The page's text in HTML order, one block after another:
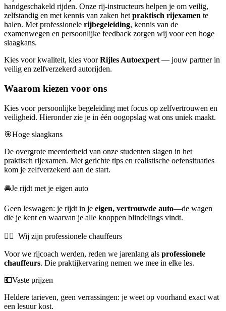
handgeschakeld rijden. Onze rij-instructeurs helpen je om veilig,
zelfstandig en met kennis van zaken het praktisch rijexamen te
halen. Met professionele rijbegeleiding, kennis van de
examenwegen en persoonlijke feedback zorgen wij voor een hoge
slaagkans.
Kies voor kwaliteit, kies voorRijles Autoexpert — jouw partner in
veilig en zelfverzekerd autorijden.
Waarom kiezen voor ons
Kies voor persoonlijke begeleiding met focus op zelfvertrouwen en
veiligheid. Hieronder zie je in één oogopslag wat ons uniek maakt.
🎯Hoge slaagkans
De overgrote meerderheid van onze studenten slagen in het
praktisch rijexamen. Met gerichte tips en realistische oefensituaties
kom je zelfverzekerd aan de start.
🚘Je rijdt met je eigen auto
Geen leswagen: je rijdt in je eigen, vertrouwde auto—de wagen
die je kent en waarvan je alle knoppen blindelings vindt.
👨‍✈️ Wij zijn professionele chauffeurs
Voor we rijcoach werden, reden we jarenlang als professionele
chauffeurs. Die praktijkervaring nemen we mee in elke les.
💶Vaste prijzen
Heldere tarieven, geen verrassingen: je weet op voorhand exact wat
een lesuur kost.